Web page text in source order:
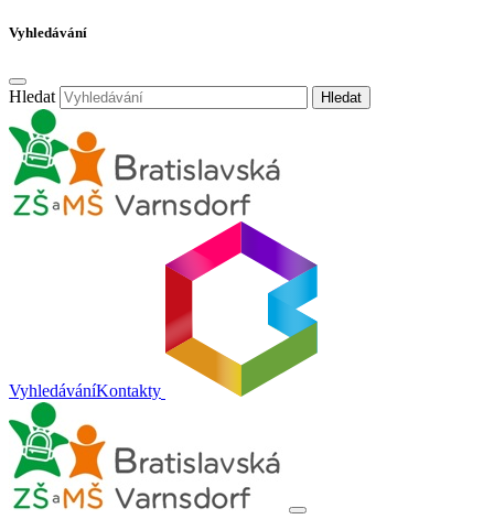
Vyhledávání
Hledat Hledat
VyhledáváníKontakty